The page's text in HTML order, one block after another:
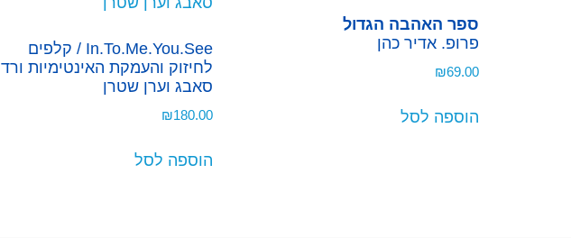
ספר האהבה הגדול
פרופ. אדיר כהן
₪69.00
הוספה לסל
In.To.Me.You.See / קלפים
לחיזוק והעמקת האינטימיות ורד
סאבג וערן שטרן
₪180.00
הוספה לסל